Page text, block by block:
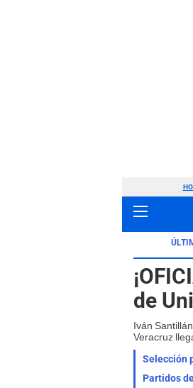
de
Iván
Veracruz
Selección
Partidos